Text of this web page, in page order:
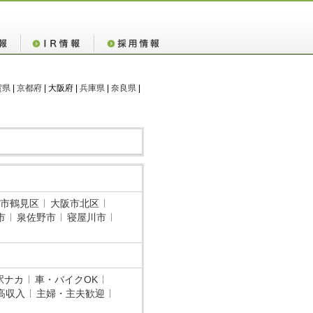
県 京都府 | 大阪府 | 兵庫県 奈良県
鶴見区
大阪市北区
泉佐野市
寝屋川市
ナカ
車・バイクOK
収入
主婦・主夫歓迎